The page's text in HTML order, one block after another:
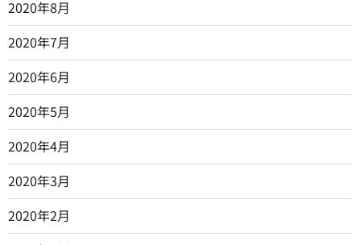
2020年8月
2020年7月
2020年6月
2020年5月
2020年4月
2020年3月
2020年2月